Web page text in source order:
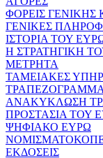
ΦΟΡΕΙΣ
ΓΕΝΙΚΕΣ
ΙΣΤΟΡΙΑ ΤΟΥ
Η ΣΤΡΑΤΗΓΙΚΗ
ΜΕΤΡΗΤΑ
ΤΑΜΕΙΑΚΕΣ
ΑΝΑΚΥΚΛΩΣΗ
ΠΡΟΣΤΑΣΙΑ ΤΟΥ
ΨΗΦΙΑΚΟ ΕΥΡΩ
ΕΚΔΟΣΕΙΣ